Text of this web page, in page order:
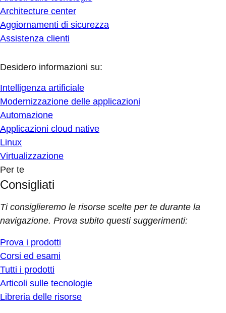
Architecture center
Aggiornamenti di sicurezza
Assistenza clienti
Desidero informazioni su:
Intelligenza artificiale
Modernizzazione delle applicazioni
Automazione
Applicazioni cloud native
Linux
Virtualizzazione
Per te
Consigliati
Ti consiglieremo le risorse scelte per te durante la
navigazione. Prova subito questi suggerimenti:
Prova i prodotti
Corsi ed esami
Tutti i prodotti
Articoli sulle tecnologie
Libreria delle risorse